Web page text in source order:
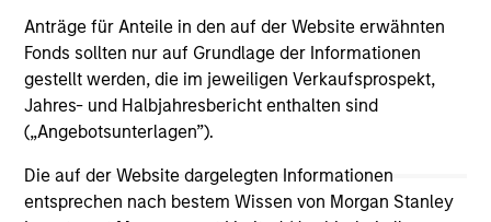
Anträge für Anteile in den auf der Website erwähnten
Fonds sollten nur auf Grundlage der Informationen
gestellt werden, die im jeweiligen Verkaufsprospekt,
Jahres- und Halbjahresbericht enthalten sind
(„Angebotsunterlagen”).
Die auf der Website dargelegten Informationen
entsprechen nach bestem Wissen von Morgan Stanley
30-APR-2024
May not represent all Team Members.